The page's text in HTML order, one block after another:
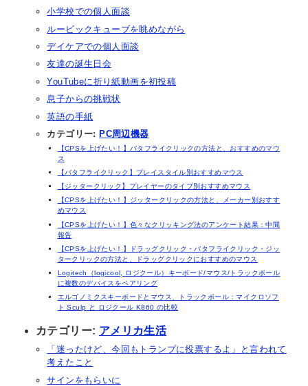
小学校での個人面談
ルービックキューブを眺めながら
デイケアでの個人面談
友達の誕生日会
YouTubeに折り紙動画を初投稿
息子からの挑戦状
英語の手紙
カテゴリー: PC周辺機器
【CPSを上げたい！】バタフライクリックの方法と、おすすめのマウ
ス
【バタフライクリック】プレイスタイル別おすすめマウス
【ジッタークリック】プレイヤーのタイプ別おすすめマウス
【CPSを上げたい！】ジッタークリックの方法と、メーカー別おすす
めマウス
【CPSを上げたい！】色々なクリッキング法のアンケート結果：中間
報告
【CPSを上げたい！】ドラッグクリック・バタフライクリック・ジッ
タークリックの方法と、ドラッグクリックにおすすめのマウス
Logitech（logicool, ロジクール）キーボード/マウス/トラックボール
に複数のデバイスをペアリング
エルゴノミクスキーボードとマウス、トラックボール：マイクロソフ
ト Sculp と ロジクール K860 の比較
カテゴリー: アメリカ生活
「迷ったけど、今回もトランプに投票するよ」と言われて
考えたこと
サインをもらいに